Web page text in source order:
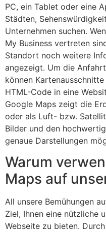
PC, ein Tablet oder eine
Städten,
Unternehmen suchen.
My Business vertreten
Standort noch weitere
angezeigt. Um die
können
HTML-Code in eine
Google Maps zeigt die
oder als Luft- bzw.
Bilder und den
genaue Darstellungen
Warum
Maps auf
All unsere Bemühungen
Ziel, Ihnen eine nützliche
Webseite zu bieten.